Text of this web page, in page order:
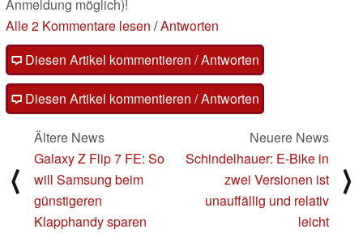
Anmeldung möglich)!
Alle 2 Kommentare lesen /Antworten
Diesen Artikel kommentieren / Antworten
Diesen Artikel kommentieren / Antworten
⟨
Ältere News
Galaxy Z Flip 7 FE: So
will Samsung beim
günstigeren
Klapphandy sparen
Neuere News
Schindelhauer: E-Bike in
zwei Versionen ist
unauffällig und relativ
leicht
⟩